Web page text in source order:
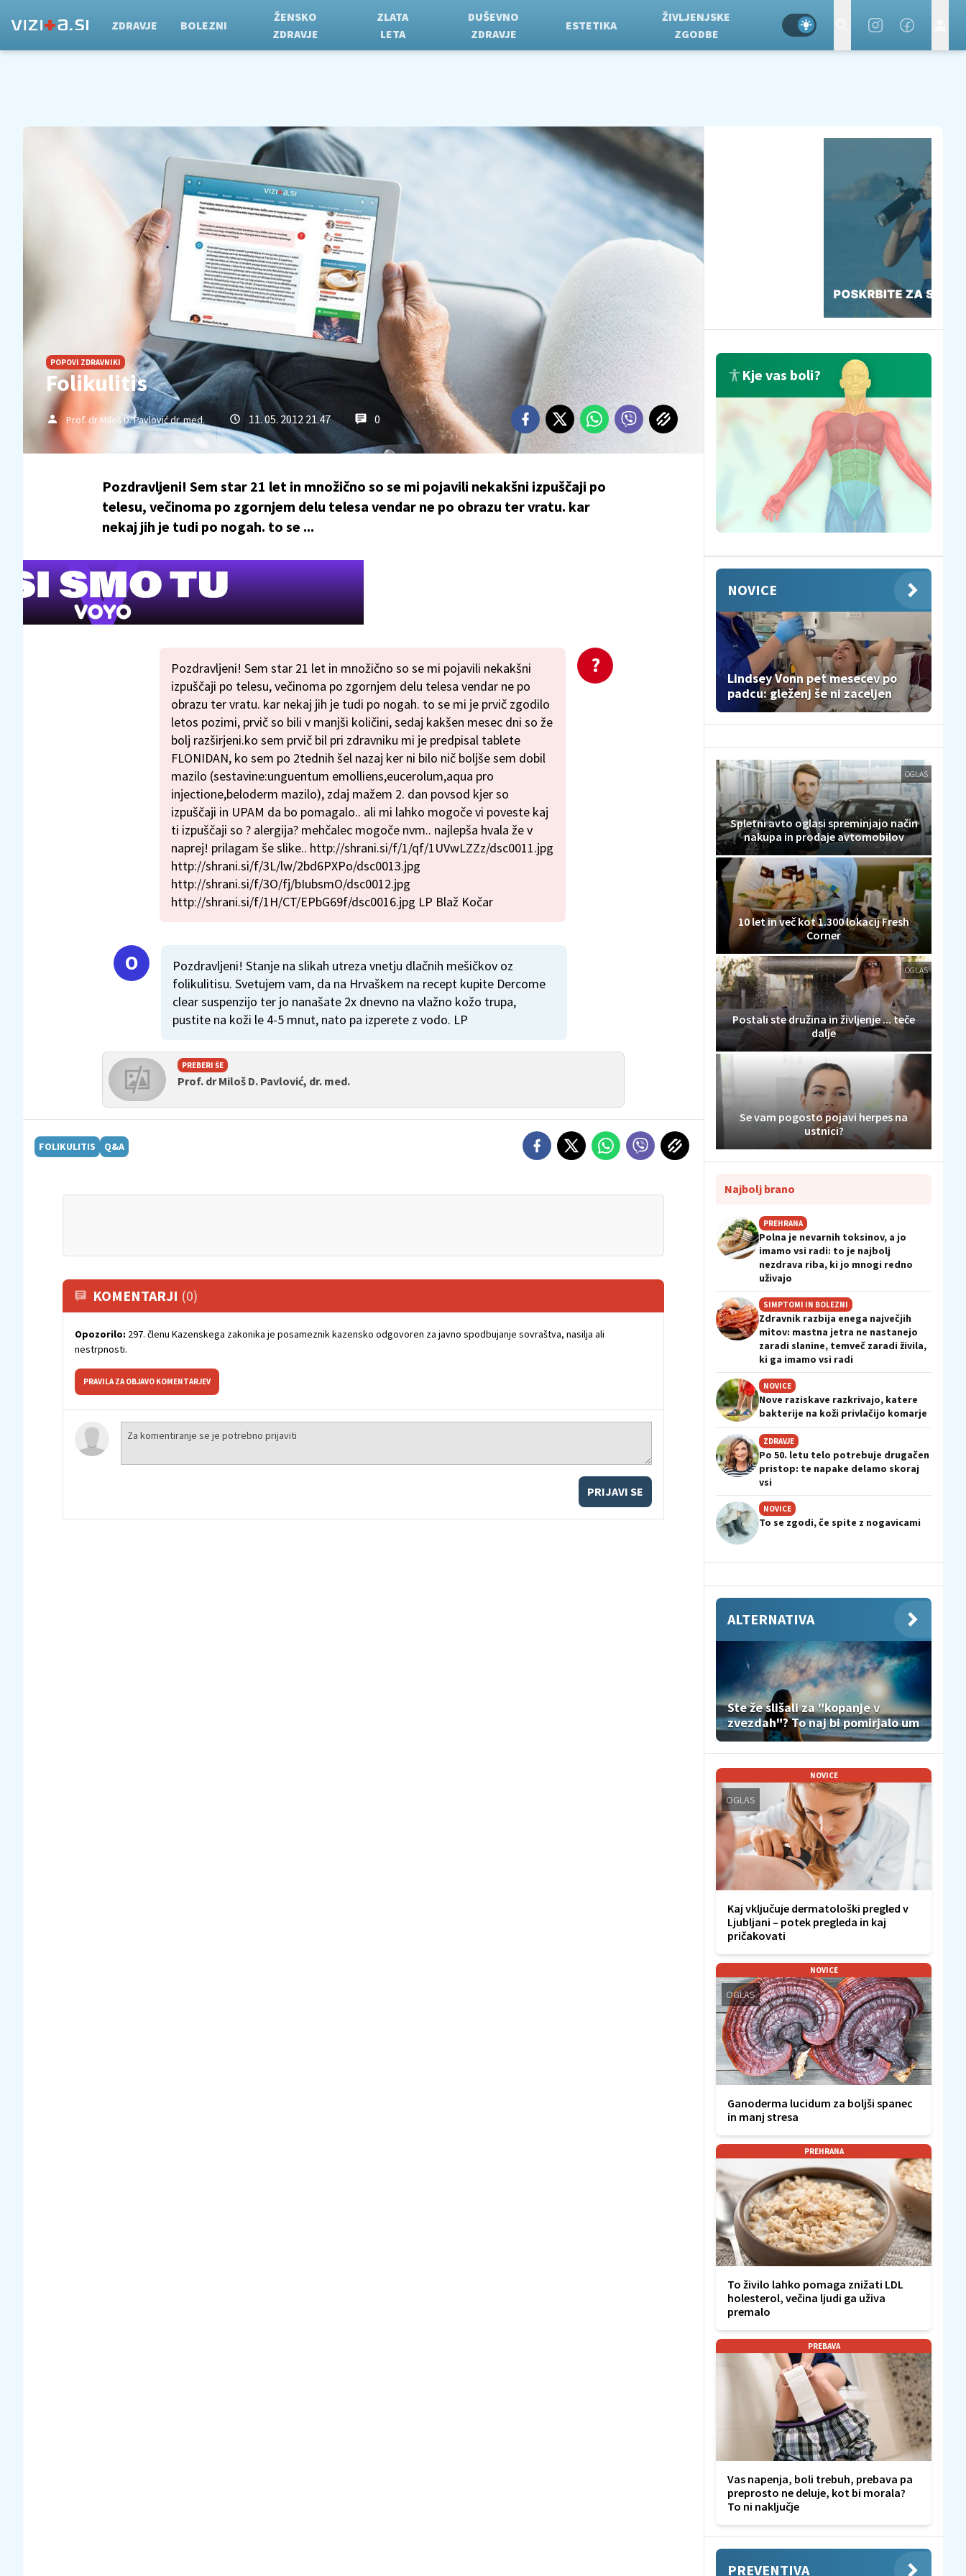
ZDRAVJE BOLEZNI
ŽENSKO
ZDRAVJE
ZLATA
LETA
DUŠEVNO
ZDRAVJE
ESTETIKA
ŽIVLJENJSKE
ZGODBE
POPOVI ZDRAVNIKI
Folikulitis
Prof. dr Miloš D. Pavlović dr. med. 11. 05. 2012 21.47 0
Pozdravljeni! Sem star 21 let in množično so se mi pojavili nekakšni izpuščaji po
telesu, večinoma po zgornjem delu telesa vendar ne po obrazu ter vratu. kar
nekaj jih je tudi po nogah. to se ...
Pozdravljeni! Sem star 21 let in množično so se mi pojavili nekakšni
izpuščaji po telesu, večinoma po zgornjem delu telesa vendar ne po
obrazu ter vratu. kar nekaj jih je tudi po nogah. to se mi je prvič zgodilo
letos pozimi, prvič so bili v manjši količini, sedaj kakšen mesec dni so že
bolj razširjeni.ko sem prvič bil pri zdravniku mi je predpisal tablete
FLONIDAN, ko sem po 2tednih šel nazaj ker ni bilo nič boljše sem dobil
mazilo (sestavine:unguentum emolliens,eucerolum,aqua pro
injectione,beloderm mazilo), zdaj mažem 2. dan povsod kjer so
izpuščaji in UPAM da bo pomagalo.. ali mi lahko mogoče vi poveste kaj
ti izpuščaji so ? alergija? mehčalec mogoče nvm.. najlepša hvala že v
naprej! prilagam še slike.. http://shrani.si/f/1/qf/1UVwLZZz/dsc0011.jpg
http://shrani.si/f/3L/lw/2bd6PXPo/dsc0013.jpg
http://shrani.si/f/3O/fj/bIubsmO/dsc0012.jpg
http://shrani.si/f/1H/CT/EPbG69f/dsc0016.jpg LP Blaž Kočar
Pozdravljeni! Stanje na slikah utreza vnetju dlačnih mešičkov oz
folikulitisu. Svetujem vam, da na Hrvaškem na recept kupite Dercome
clear suspenzijo ter jo nanašate 2x dnevno na vlažno kožo trupa,
pustite na koži le 4-5 mnut, nato pa izperete z vodo. LP
PREBERI ŠE
Prof. dr Miloš D. Pavlović, dr. med.
FOLIKULITIS Q&A
KOMENTARJI (0)
Opozorilo: 297. členu Kazenskega zakonika je posameznik kazensko odgovoren za javno spodbujanje sovraštva, nasilja ali
nestrpnosti.
PRAVILA ZA OBJAVO KOMENTARJEV
PRIJAVI SE
Kje vas boli?
NOVICE
Lindsey Vonn pet mesecev po
padcu: gleženj še ni zaceljen
OGLAS
Spletni avto oglasi spreminjajo način
nakupa in prodaje avtomobilov
10 let in več kot 1.300 lokacij Fresh
Corner
OGLAS
Postali ste družina in življenje ... teče
dalje
Se vam pogosto pojavi herpes na
ustnici?
Najbolj brano
PREHRANA
Polna je nevarnih toksinov, a jo
imamo vsi radi: to je najbolj
nezdrava riba, ki jo mnogi redno
uživajo
SIMPTOMI IN BOLEZNI
Zdravnik razbija enega največjih
mitov: mastna jetra ne nastanejo
zaradi slanine, temveč zaradi živila,
ki ga imamo vsi radi
NOVICE
Nove raziskave razkrivajo, katere
bakterije na koži privlačijo komarje
ZDRAVJE
Po 50. letu telo potrebuje drugačen
pristop: te napake delamo skoraj
vsi
NOVICE
To se zgodi, če spite z nogavicami
ALTERNATIVA
Ste že slišali za "kopanje v
zvezdah"? To naj bi pomirjalo um
NOVICE
OGLAS
Kaj vključuje dermatološki pregled v
Ljubljani – potek pregleda in kaj
pričakovati
NOVICE
OGLAS
Ganoderma lucidum za boljši spanec
in manj stresa
PREHRANA
To živilo lahko pomaga znižati LDL
holesterol, večina ljudi ga uživa
premalo
PREBAVA
Vas napenja, boli trebuh, prebava pa
preprosto ne deluje, kot bi morala?
To ni naključje
PREVENTIVA